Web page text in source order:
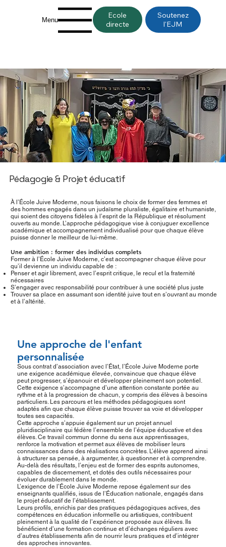
Menu
Ecole
directe
Soutenez
l'EJM
Pédagogie & Projet éducatif
À l’École Juive Moderne, nous faisons le choix de former des femmes et
des hommes engagés dans un judaïsme pluraliste, égalitaire et humaniste,
qui soient des citoyens fidèles à l’esprit de la République et résolument
ouverts au monde. L’approche pédagogique vise à conjuguer excellence
académique et accompagnement individualisé pour que chaque élève
puisse donner le meilleur de lui-même.
Une ambition : former des individus complets
Former à l’École Juive Moderne, c’est accompagner chaque élève pour
qu’il devienne un individu capable de :
Penser et agir librement, avec l’esprit critique, le recul et la fraternité
nécessaires
S’engager avec responsabilité pour contribuer à une société plus juste
Trouver sa place en assumant son identité juive tout en s’ouvrant au monde
et à l’altérité.
Une approche de l'enfant
personnalisée
Sous contrat d’association avec l’État, l’École Juive Moderne porte
une exigence académique élevée, convaincue que chaque élève
peut progresser, s’épanouir et développer pleinement son potentiel.
Cette exigence s’accompagne d’une attention constante portée au
rythme et à la progression de chacun, y compris des élèves à besoins
particuliers. Les parcours et les méthodes pédagogiques sont
adaptés afin que chaque élève puisse trouver sa voie et développer
toutes ses capacités.
Cette approche s’appuie également sur un projet annuel
pluridisciplinaire qui fédère l’ensemble de l’équipe éducative et des
élèves. Ce travail commun donne du sens aux apprentissages,
renforce la motivation et permet aux élèves de mobiliser leurs
connaissances dans des réalisations concrètes. L’élève apprend ainsi
à structurer sa pensée, à argumenter, à questionner et à comprendre.
Au-delà des résultats, l’enjeu est de former des esprits autonomes,
capables de discernement, et dotés des outils nécessaires pour
évoluer durablement dans le monde.
L’exigence de l’École Juive Moderne repose également sur des
enseignants qualifiés, issus de l’Éducation nationale, engagés dans
le projet éducatif de l’établissement.
Leurs profils, enrichis par des pratiques pédagogiques actives, des
compétences en éducation informelle ou artistiques, contribuent
pleinement à la qualité de l’expérience proposée aux élèves. Ils
bénéficient d’une formation continue et d’échanges réguliers avec
d’autres établissements afin de nourrir leurs pratiques et d’intégrer
des approches innovantes.